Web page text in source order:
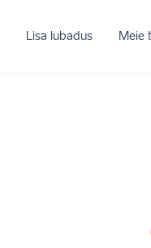
Lisa lubadus Meie